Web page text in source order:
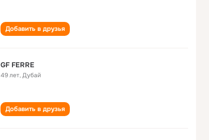
Добавить в друзья
GF FERRE
49 лет,Дубай
Добавить в друзья